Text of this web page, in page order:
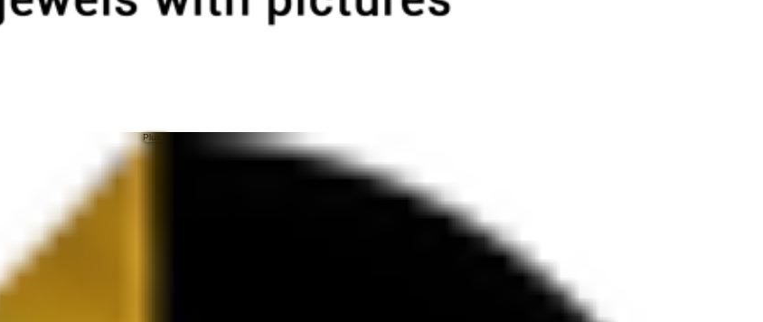
Plus...